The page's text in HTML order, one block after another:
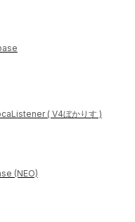
( V4ぼかりす )
(NEO)